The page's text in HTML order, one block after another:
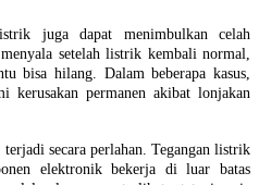
juga dapat menimbulkan celah
setelah listrik kembali normal,
bisa hilang. Dalam beberapa kasus,
kerusakan permanen akibat lonjakan
secara perlahan. Tegangan listrik
elektronik bekerja di luar batas